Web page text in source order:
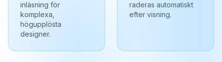
inläsning för
komplexa,
högupplösta
designer.
raderas automatiskt
efter visning.